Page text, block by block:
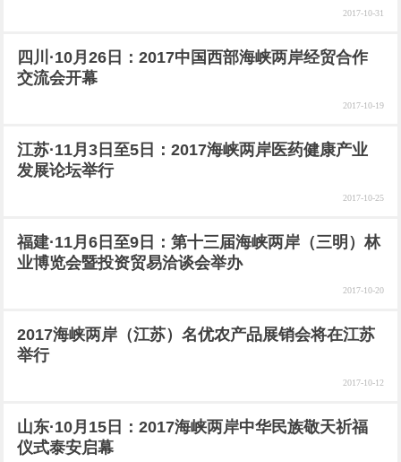
2017-10-31
四川·10月26日：2017中国西部海峡两岸经贸合作
交流会开幕
2017-10-19
江苏·11月3日至5日：2017海峡两岸医药健康产业
发展论坛举行
2017-10-25
福建·11月6日至9日：第十三届海峡两岸（三明）林
业博览会暨投资贸易洽谈会举办
2017-10-20
2017海峡两岸（江苏）名优农产品展销会将在江苏
举行
2017-10-12
山东·10月15日：2017海峡两岸中华民族敬天祈福
仪式泰安启幕